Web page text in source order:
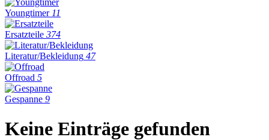
Youngtimer 11
Ersatzteile 374
Literatur/Bekleidung 47
Offroad 5
Gespanne 9
Keine Einträge gefunden